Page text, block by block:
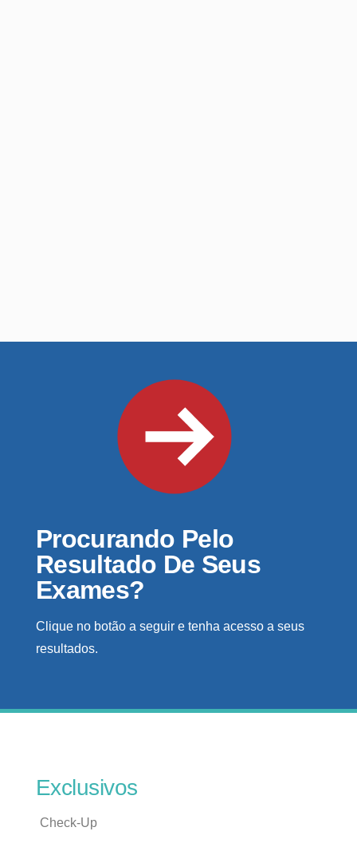
Procurando Pelo
Resultado De Seus
Exames?
Clique no botão a seguir e tenha acesso a seus
resultados.
Exclusivos
Check-Up